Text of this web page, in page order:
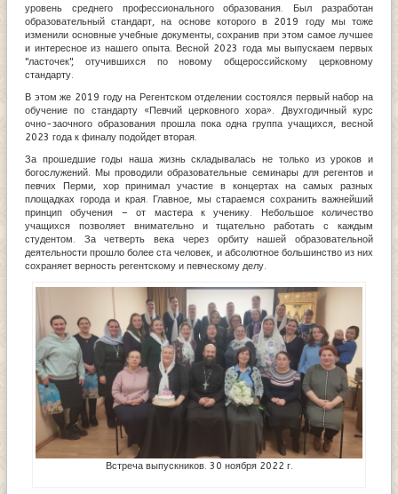
уровень среднего профессионального образования. Был разработан
образовательный стандарт, на основе которого в 2019 году мы тоже
изменили основные учебные документы, сохранив при этом самое лучшее
и интересное из нашего опыта. Весной 2023 года мы выпускаем первых
"ласточек", отучившихся по новому общероссийскому церковному
стандарту.
В этом же 2019 году на Регентском отделении состоялся первый набор на
обучение по стандарту «Певчий церковного хора». Двухгодичный курс
очно-заочного образования прошла пока одна группа учащихся, весной
2023 года к финалу подойдет вторая.
За прошедшие годы наша жизнь складывалась не только из уроков и
богослужений. Мы проводили образовательные семинары для регентов и
певчих Перми, хор принимал участие в концертах на самых разных
площадках города и края. Главное, мы стараемся сохранить важнейший
принцип обучения – от мастера к ученику. Небольшое количество
учащихся позволяет внимательно и тщательно работать с каждым
студентом. За четверть века через орбиту нашей образовательной
деятельности прошло более ста человек, и абсолютное большинство из них
сохраняет верность регентскому и певческому делу.
Встреча выпускников. 30 ноября 2022 г.